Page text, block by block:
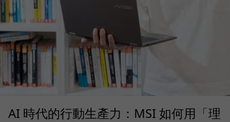
AI 時代的行動生產力：MSI 如何用「理